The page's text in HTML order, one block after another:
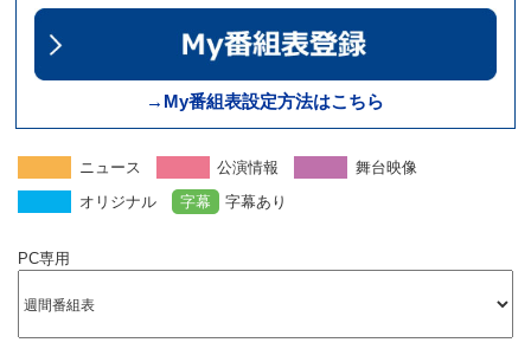
→My番組表設定方法はこちら
ニュース 公演情報
舞台映像
オリジナル
字幕 字幕あり
PC専用